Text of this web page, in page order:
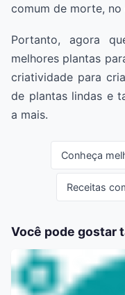
comum de morte, no
Portanto, agora
melhores plantas
criatividade para
de plantas lindas e
a mais.
Conheça
Receitas
Você pode gostar